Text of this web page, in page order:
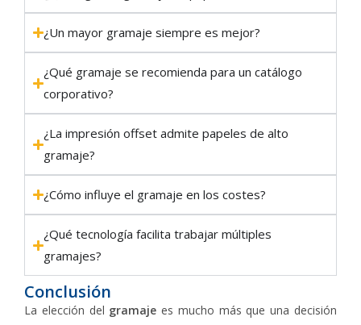
¿Un mayor gramaje siempre es mejor?
¿Qué gramaje se recomienda para un catálogo
corporativo?
¿La impresión offset admite papeles de alto
gramaje?
¿Cómo influye el gramaje en los costes?
¿Qué tecnología facilita trabajar múltiples
gramajes?
Conclusión
La elección del gramaje es mucho más que una decisión